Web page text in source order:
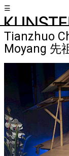
☰
Tianzhuo
Moyang 先